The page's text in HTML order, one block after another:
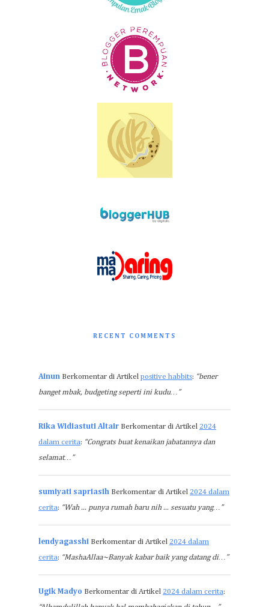
RECENT COMMENTS
Ainun Berkomentar di Artikel positive habbits: “bener
banget mbak, budgeting seperti ini kudu…”
Rika Widiastuti Altair Berkomentar di Artikel 2024
dalam cerita: “Congrats buat kenaikan jabatannya dan
selamat…”
sumiyati sapriasih Berkomentar di Artikel 2024 dalam
cerita: “Wah ... punya rumah baru nih ... sesuatu yang…”
lendyagasshi Berkomentar di Artikel 2024 dalam
cerita: “MashaAllaa~Banyak kabar baik yang datang di…”
Ugik Madyo Berkomentar di Artikel 2024 dalam cerita: